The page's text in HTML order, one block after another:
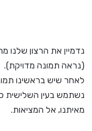
נדמיין את הרצון שלנו
(נראה תמונה מדויקת).
לאחר שיש בראשינו
נשתמש בעין השלישית
מאיתנו, אל המציאות.